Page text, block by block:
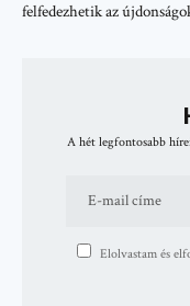
felfedezhetik az
A hét legfontosabb
Elolvastam és